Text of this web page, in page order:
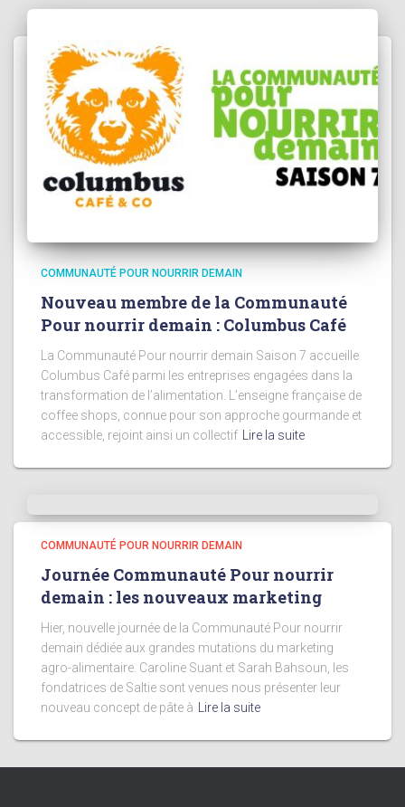
COMMUNAUTÉ POUR NOURRIR DEMAIN
Nouveau membre de la Communauté
Pour nourrir demain : Columbus Café
La Communauté Pour nourrir demain Saison 7 accueille
Columbus Café parmi les entreprises engagées dans la
transformation de l’alimentation. L’enseigne française de
coffee shops, connue pour son approche gourmande et
accessible, rejoint ainsi un collectif Lire la suite
COMMUNAUTÉ POUR NOURRIR DEMAIN
Journée Communauté Pour nourrir
demain : les nouveaux marketing
Hier, nouvelle journée de la Communauté Pour nourrir
demain dédiée aux grandes mutations du marketing
agro-alimentaire. Caroline Suant et Sarah Bahsoun, les
fondatrices de Saltie sont venues nous présenter leur
nouveau concept de pâte à Lire la suite